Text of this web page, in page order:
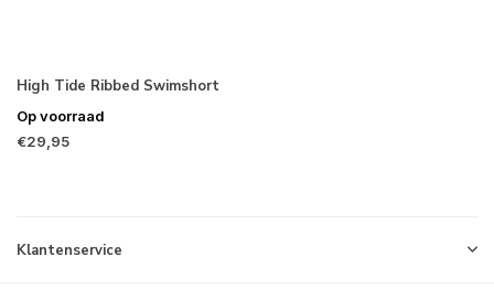
High Tide Ribbed Swimshort
Op voorraad
€29,95
Klantenservice